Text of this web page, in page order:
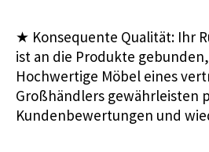
★ Konsequente Qualität: Ihr
ist an die Produkte
Hochwertige Möbel eines
Großhändlers gewährleisten
Kundenbewertungen und